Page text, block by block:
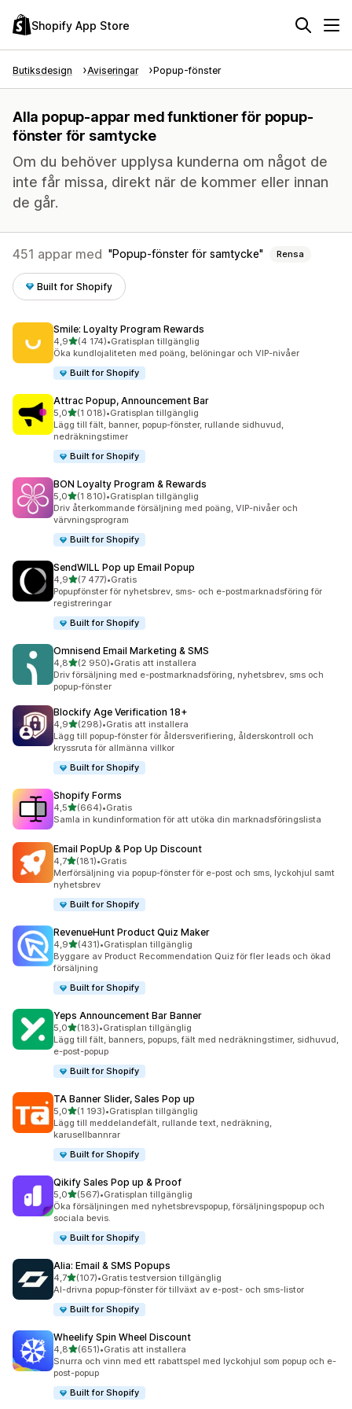
Shopify App Store
Butiksdesign Aviseringar Popup-fönster
Alla popup-appar med funktioner för popup-
fönster för samtycke
Om du behöver upplysa kunderna om något de
inte får missa, direkt när de kommer eller innan
de går.
451 appar med Popup-fönster för samtycke Rensa
Built for Shopify
Smile: Loyalty Program Rewards
4,9av 5 stjärnor
(4 174)
4174 recensioner totalt
•Gratisplan tillgänglig
Öka kundlojaliteten med poäng, belöningar och VIP-nivåer
Built for Shopify
Attrac Popup, Announcement Bar
5,0av 5 stjärnor
(1 018)
1018 recensioner totalt
•Gratisplan tillgänglig
Lägg till fält, banner, popup-fönster, rullande sidhuvud,
nedräkningstimer
Built for Shopify
BON Loyalty Program & Rewards
5,0av 5 stjärnor
(1 810)
1810 recensioner totalt
•Gratisplan tillgänglig
Driv återkommande försäljning med poäng, VIP-nivåer och
värvningsprogram
Built for Shopify
SendWILL Pop up Email Popup
4,9av 5 stjärnor
(7 477)
7477 recensioner totalt
•Gratis
Popupfönster för nyhetsbrev, sms- och e-postmarknadsföring för
registreringar
Built for Shopify
Omnisend Email Marketing & SMS
4,8av 5 stjärnor
(2 950)
2950 recensioner totalt
•Gratis att installera
Driv försäljning med e-postmarknadsföring, nyhetsbrev, sms och
popup-fönster
Blockify Age Verification 18+
4,9av 5 stjärnor
(298)
298 recensioner totalt
•Gratis att installera
Lägg till popup-fönster för åldersverifiering, ålderskontroll och
kryssruta för allmänna villkor
Built for Shopify
Shopify Forms
4,5av 5 stjärnor
(664)
664 recensioner totalt
•Gratis
Samla in kundinformation för att utöka din marknadsföringslista
Email PopUp & Pop Up Discount
4,7av 5 stjärnor
(181)
181 recensioner totalt
•Gratis
Merförsäljning via popup-fönster för e-post och sms, lyckohjul samt
nyhetsbrev
Built for Shopify
RevenueHunt Product Quiz Maker
4,9av 5 stjärnor
(431)
431 recensioner totalt
•Gratisplan tillgänglig
Byggare av Product Recommendation Quiz för fler leads och ökad
försäljning
Built for Shopify
Yeps Announcement Bar Banner
5,0av 5 stjärnor
(183)
183 recensioner totalt
•Gratisplan tillgänglig
Lägg till fält, banners, popups, fält med nedräkningstimer, sidhuvud,
e-post-popup
Built for Shopify
TA Banner Slider, Sales Pop up
5,0av 5 stjärnor
(1 193)
1193 recensioner totalt
•Gratisplan tillgänglig
Lägg till meddelandefält, rullande text, nedräkning,
karusellbannrar
Built for Shopify
Qikify Sales Pop up & Proof
5,0av 5 stjärnor
(567)
567 recensioner totalt
•Gratisplan tillgänglig
Öka försäljningen med nyhetsbrevspopup, försäljningspopup och
sociala bevis.
Built for Shopify
Alia: Email & SMS Popups
4,7av 5 stjärnor
(107)
107 recensioner totalt
•Gratis testversion tillgänglig
AI-drivna popup-fönster för tillväxt av e-post- och sms-listor
Built for Shopify
Wheelify Spin Wheel Discount
4,8av 5 stjärnor
(651)
651 recensioner totalt
•Gratis att installera
Snurra och vinn med ett rabattspel med lyckohjul som popup och e-
post-popup
Built for Shopify